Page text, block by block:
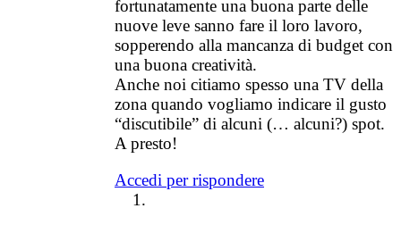
fortunatamente una buona parte delle
nuove leve sanno fare il loro lavoro,
sopperendo alla mancanza di budget con
una buona creatività.
Anche noi citiamo spesso una TV della
zona quando vogliamo indicare il gusto
“discutibile” di alcuni (… alcuni?) spot.
A presto!
Accedi per rispondere